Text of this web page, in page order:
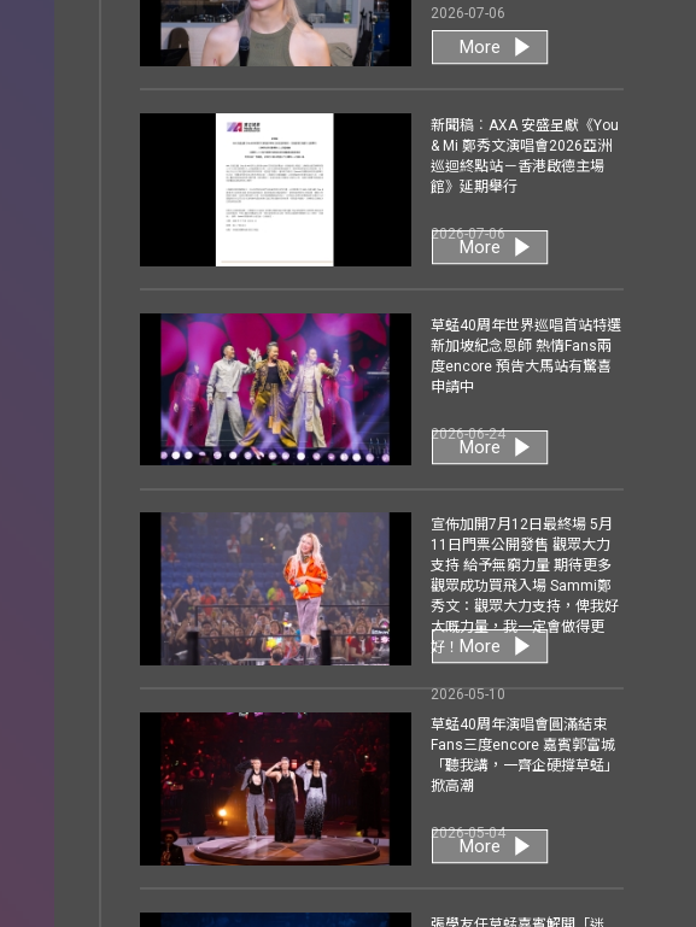
2026-07-06
More
新聞稿︰AXA 安盛呈獻《You
& Mi 鄭秀文演唱會2026亞洲
巡迴終點站－香港啟德主場
館》延期舉行
2026-07-06
More
草蜢40周年世界巡唱首站特選
新加坡紀念恩師 熱情Fans兩
度encore 預告大馬站有驚喜
申請中
2026-06-24
More
宣佈加開7月12日最終場 5月
11日門票公開發售 觀眾大力
支持 給予無窮力量 期待更多
觀眾成功買飛入場 Sammi鄭
秀文：觀眾大力支持，俾我好
大嘅力量，我一定會做得更
好！
2026-05-10
More
草蜢40周年演唱會圓滿結束
Fans三度encore 嘉賓郭富城
「聽我講，一齊企硬撐草蜢」
掀高潮
2026-05-04
More